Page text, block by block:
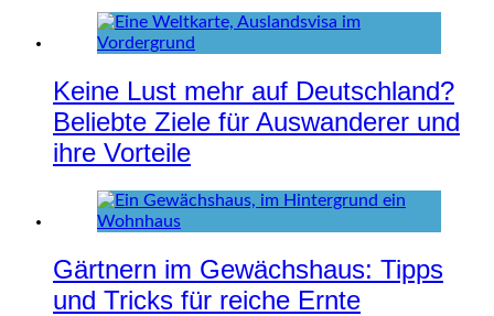
Keine Lust mehr auf Deutschland?
Beliebte Ziele für Auswanderer und
ihre Vorteile
Gärtnern im Gewächshaus: Tipps
und Tricks für reiche Ernte